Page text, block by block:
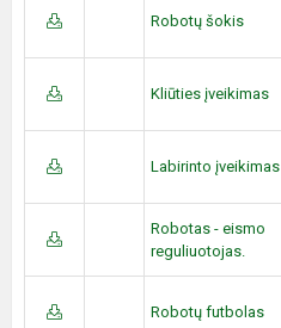
Robotų šokis
Kliūties įveikimas
Labirinto įveikimas
Robotas - eismo
reguliuotojas.
Robotų futbolas